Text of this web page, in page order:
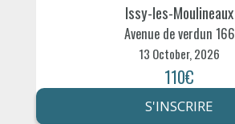
Issy-les-Moulineaux
Avenue de verdun 166
13 October, 2026
110€
S'INSCRIRE